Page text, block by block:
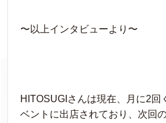
〜以上インタビューより〜
HITOSUGIさんは現在、月に2回
ベントに出店されており、次回